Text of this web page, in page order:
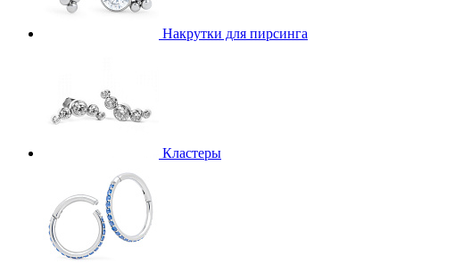
Накрутки для пирсинга
Кластеры